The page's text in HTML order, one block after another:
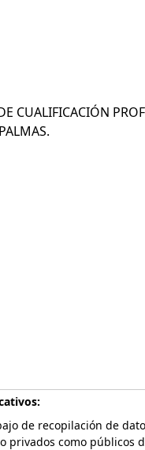
de recopilación de
privados como públicos